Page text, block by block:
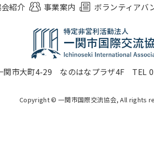
紹介 事業案内 ボランティアバ
市大町4-29 なのはなプラザ4F TEL
Copyright © 一関市国際交流協会, All rights